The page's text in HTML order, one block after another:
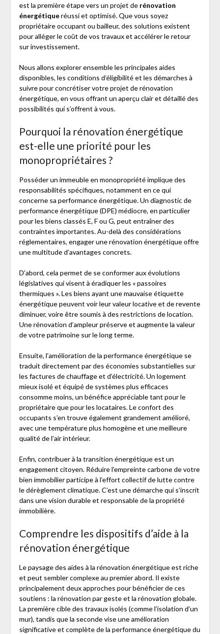
est la première étape vers un projet de rénovation
énergétiqueréussi et optimisé. Que vous soyez
propriétaire occupant ou bailleur, des solutions existent
pour alléger le coût de vos travaux et accélérer le retour
sur investissement.
Nous allons explorer ensemble les principales aides
disponibles, les conditions d’éligibilité et les démarches à
suivre pour concrétiser votre projet de rénovation
énergétique, en vous offrant un aperçu clair et détaillé des
possibilités qui s’offrent à vous.
Pourquoi la rénovation énergétique
est-elle une priorité pour les
monopropriétaires ?
Posséder un immeuble en monopropriété implique des
responsabilités spécifiques, notamment en ce qui
concerne sa performance énergétique. Un diagnostic de
performance énergétique (DPE) médiocre, en particulier
pour les biens classés E, F ou G, peut entraîner des
contraintes importantes. Au-delà des considérations
réglementaires, engager une rénovation énergétique offre
une multitude d’avantages concrets.
D’abord, cela permet de se conformer aux évolutions
législatives qui visent à éradiquer les « passoires
thermiques ». Les biens ayant une mauvaise étiquette
énergétique peuvent voir leur valeur locative et de revente
diminuer, voire être soumis à des restrictions de location.
Une rénovation d’ampleur préserve et augmente la valeur
de votre patrimoine sur le long terme.
Ensuite, l’amélioration de la performance énergétique se
traduit directement par des économies substantielles sur
les factures de chauffage et d’électricité. Un logement
mieux isolé et équipé de systèmes plus efficaces
consomme moins, un bénéfice appréciable tant pour le
propriétaire que pour les locataires. Le confort des
occupants s’en trouve également grandement amélioré,
avec une température plus homogène et une meilleure
qualité de l’air intérieur.
Enfin, contribuer à la transition énergétique est un
engagement citoyen. Réduire l’empreinte carbone de votre
bien immobilier participe à l’effort collectif de lutte contre
le dérèglement climatique. C’est une démarche qui s’inscrit
dans une vision durable et responsable de la propriété
immobilière.
Comprendre les dispositifs d’aide à la
rénovation énergétique
Le paysage des aides à la rénovation énergétique est riche
et peut sembler complexe au premier abord. Il existe
principalement deux approches pour bénéficier de ces
soutiens : la rénovation par geste et la rénovation globale.
La première cible des travaux isolés (comme l’isolation d’un
mur), tandis que la seconde vise une amélioration
significative et complète de la performance énergétique du